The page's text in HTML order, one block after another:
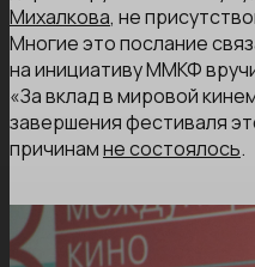
Михалкова, не
Многие это послание
на инициативу ММКФ
«За вклад в мировой
завершения фестиваля
причинамне состоялось.